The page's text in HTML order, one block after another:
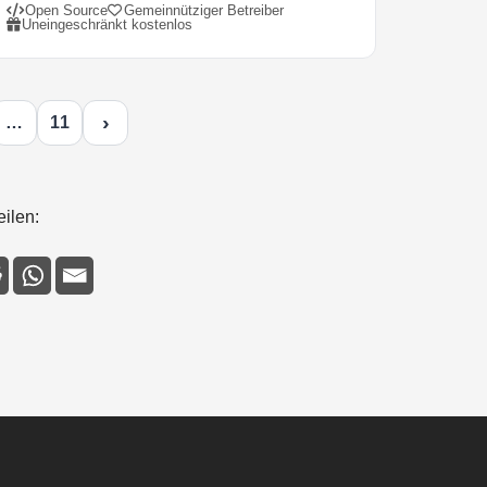
Open Source
Gemeinnütziger Betreiber
Uneingeschränkt kostenlos
… 11 ›